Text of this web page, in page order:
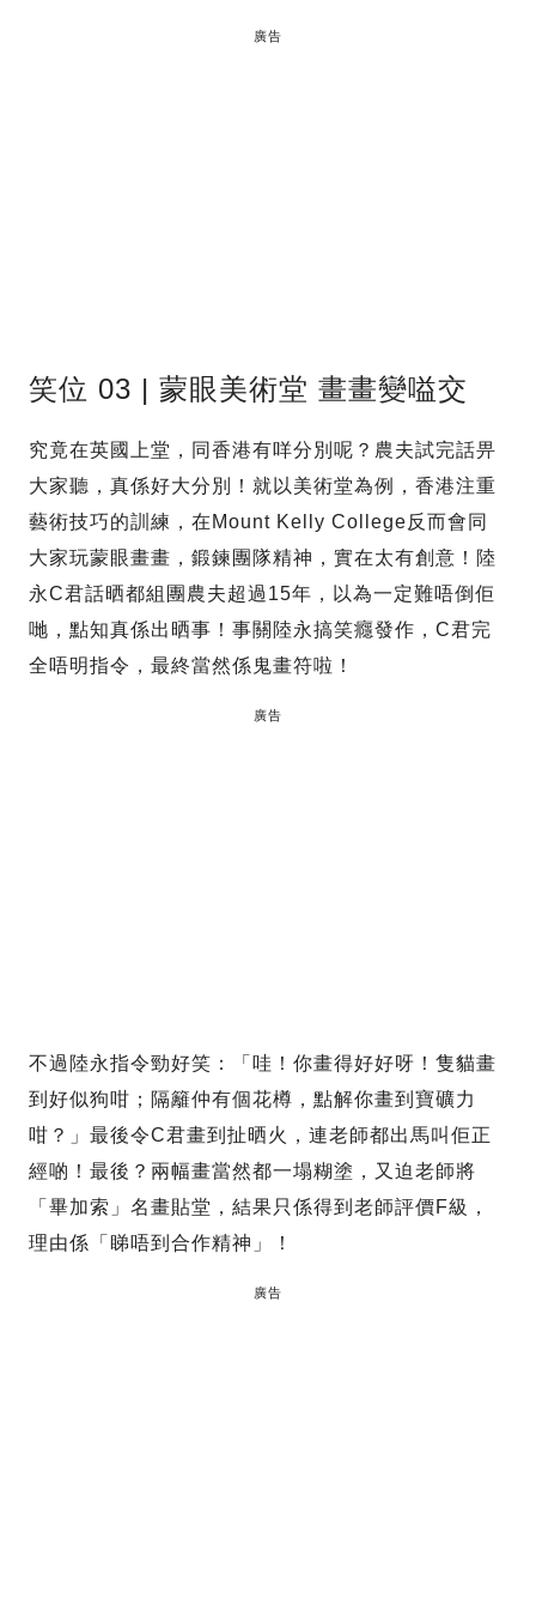
廣告
笑位 03 | 蒙眼美術堂 畫畫變嗌交
究竟在英國上堂，同香港有咩分別呢？農夫試完話畀
大家聽，真係好大分別！就以美術堂為例，香港注重
藝術技巧的訓練，在Mount Kelly College反而會同
大家玩蒙眼畫畫，鍛鍊團隊精神，實在太有創意！陸
永C君話晒都組團農夫超過15年，以為一定難唔倒佢
哋，點知真係出晒事！事關陸永搞笑癮發作，C君完
全唔明指令，最終當然係鬼畫符啦！
廣告
不過陸永指令勁好笑：「哇！你畫得好好呀！隻貓畫
到好似狗咁；隔籬仲有個花樽，點解你畫到寶礦力
咁？」最後令C君畫到扯晒火，連老師都出馬叫佢正
經啲！最後？兩幅畫當然都一塌糊塗，又迫老師將
「畢加索」名畫貼堂，結果只係得到老師評價F級，
理由係「睇唔到合作精神」！
廣告